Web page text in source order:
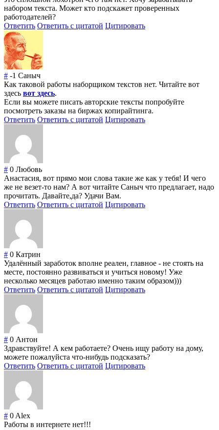
набором текста. Может кто подскажет проверенных
работодателей?
Ответить Ответить с цитатой Цитировать
# -1 Саныч
Как таковой работы наборщиком текстов нет. Читайте вот
здесь вот здесь.
Если вы можете писать авторские тексты попробуйте
посмотреть заказы на биржах копирайтинга.
Ответить Ответить с цитатой Цитировать
# 0 Любовь
Анастасия, вот прямо мои слова такие же как у тебя! И чего
же не везет-то нам? А вот читайте Саныч что предлагает, надо
прочитать. Давайте,да? Удачи Вам.
Ответить Ответить с цитатой Цитировать
# 0 Катрин
Удалённый заработок вполне реален, главное - не стоять на
месте, постоянно развиваться и учиться новому! Уже
несколько месяцев работаю именно таким образом)))
Ответить Ответить с цитатой Цитировать
# 0 Антон
Здравствуйте! А кем работаете? Очень ищу работу на дому,
можете пожалуйста что-нибудь подсказать?
Ответить Ответить с цитатой Цитировать
# 0 Alex
Работы в интернете нет!!!